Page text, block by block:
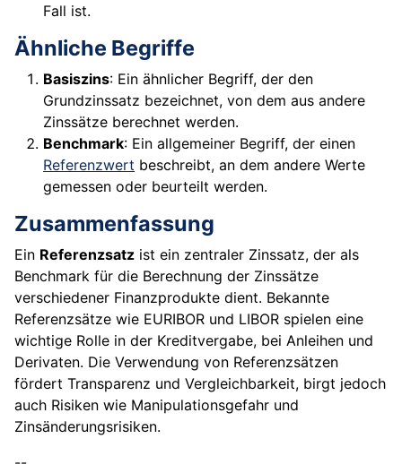
Fall ist.
Ähnliche Begriffe
Basiszins: Ein ähnlicher Begriff, der den
Grundzinssatz bezeichnet, von dem aus andere
Zinssätze berechnet werden.
Benchmark: Ein allgemeiner Begriff, der einen
Referenzwert beschreibt, an dem andere Werte
gemessen oder beurteilt werden.
Zusammenfassung
Ein Referenzsatz ist ein zentraler Zinssatz, der als
Benchmark für die Berechnung der Zinssätze
verschiedener Finanzprodukte dient. Bekannte
Referenzsätze wie EURIBOR und LIBOR spielen eine
wichtige Rolle in der Kreditvergabe, bei Anleihen und
Derivaten. Die Verwendung von Referenzsätzen
fördert Transparenz und Vergleichbarkeit, birgt jedoch
auch Risiken wie Manipulationsgefahr und
Zinsänderungsrisiken.
--